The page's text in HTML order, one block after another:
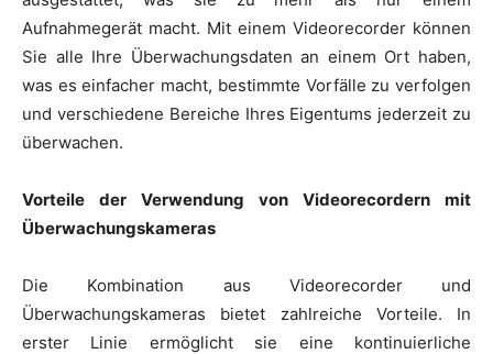
Aufnahmegerät macht. Mit einem Videorecorder können
Sie alle Ihre Überwachungsdaten an einem Ort haben,
was es einfacher macht, bestimmte Vorfälle zu verfolgen
und verschiedene Bereiche Ihres Eigentums jederzeit zu
überwachen.
Vorteile der Verwendung von Videorecordern mit
Überwachungskameras
Die Kombination aus Videorecorder und
Überwachungskameras bietet zahlreiche Vorteile. In
erster Linie ermöglicht sie eine kontinuierliche